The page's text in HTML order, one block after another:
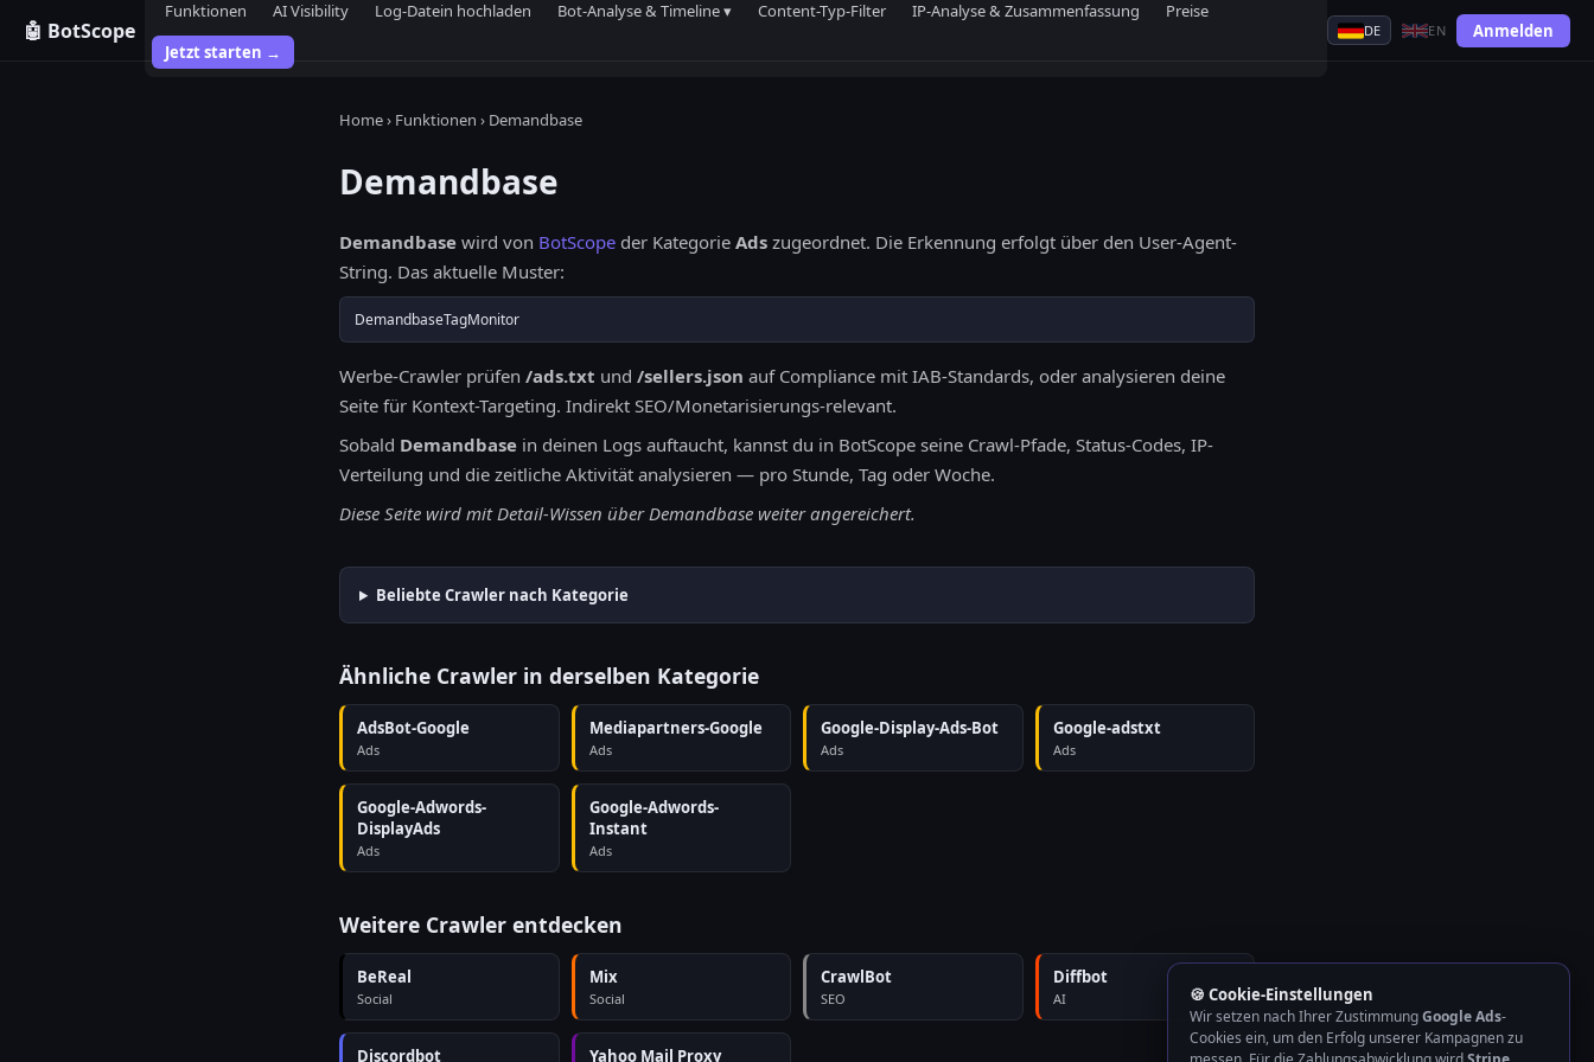
🤖 BotScope
Funktionen AI Visibility Log-Datein hochladen Bot-Analyse & Timeline ▾ Content-Typ-Filter IP-Analyse & Zusammenfassung
Preise
Jetzt starten →
DE EN Anmelden
Home› Funktionen › Demandbase
Demandbase
Demandbase wird von BotScope der Kategorie Ads zugeordnet. Die Erkennung erfolgt über den User-Agent-
String. Das aktuelle Muster:
DemandbaseTagMonitor
Werbe-Crawler prüfen /ads.txt und /sellers.json auf Compliance mit IAB-Standards, oder analysieren deine
Seite für Kontext-Targeting. Indirekt SEO/Monetarisierungs-relevant.
Sobald Demandbase in deinen Logs auftaucht, kannst du in BotScope seine Crawl-Pfade, Status-Codes, IP-
Verteilung und die zeitliche Aktivität analysieren — pro Stunde, Tag oder Woche.
Diese Seite wird mit Detail-Wissen über Demandbase weiter angereichert.
Beliebte Crawler nach Kategorie
Ähnliche Crawler in derselben Kategorie
AdsBot-Google
Ads
Mediapartners-Google
Ads
Google-Display-Ads-Bot
Ads
Google-adstxt
Ads
Google-Adwords-
DisplayAds
Ads
Google-Adwords-
Instant
Ads
Weitere Crawler entdecken
BeReal
Social
Mix
Social
CrawlBot
SEO
Diffbot
AI
Discordbot Yahoo Mail Proxy
🍪 Cookie-Einstellungen
Wir setzen nach Ihrer ZustimmungGoogle Ads-
Cookies ein, um den Erfolg unserer Kampagnen zu